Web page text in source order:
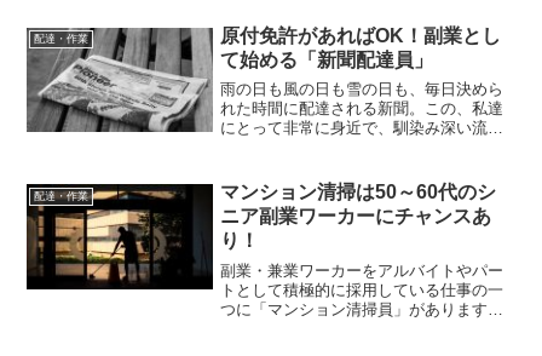
だったら、普段あまり乗っていない自家
用車・バイクを活用して仕...
配達・作業
原付免許があればOK！副業とし
て始める「新聞配達員」
雨の日も風の日も雪の日も、毎日決めら
れた時間に配達される新聞。この、私達
にとって非常に身近で、馴染み深い流通
の「新聞配達員」、本業を持つ方の副業
として一定の需要がある仕...
配達・作業
マンション清掃は50～60代のシ
ニア副業ワーカーにチャンスあ
り！
副業・兼業ワーカーをアルバイトやパー
トとして積極的に採用している仕事の一
つに「マンション清掃員」があります。